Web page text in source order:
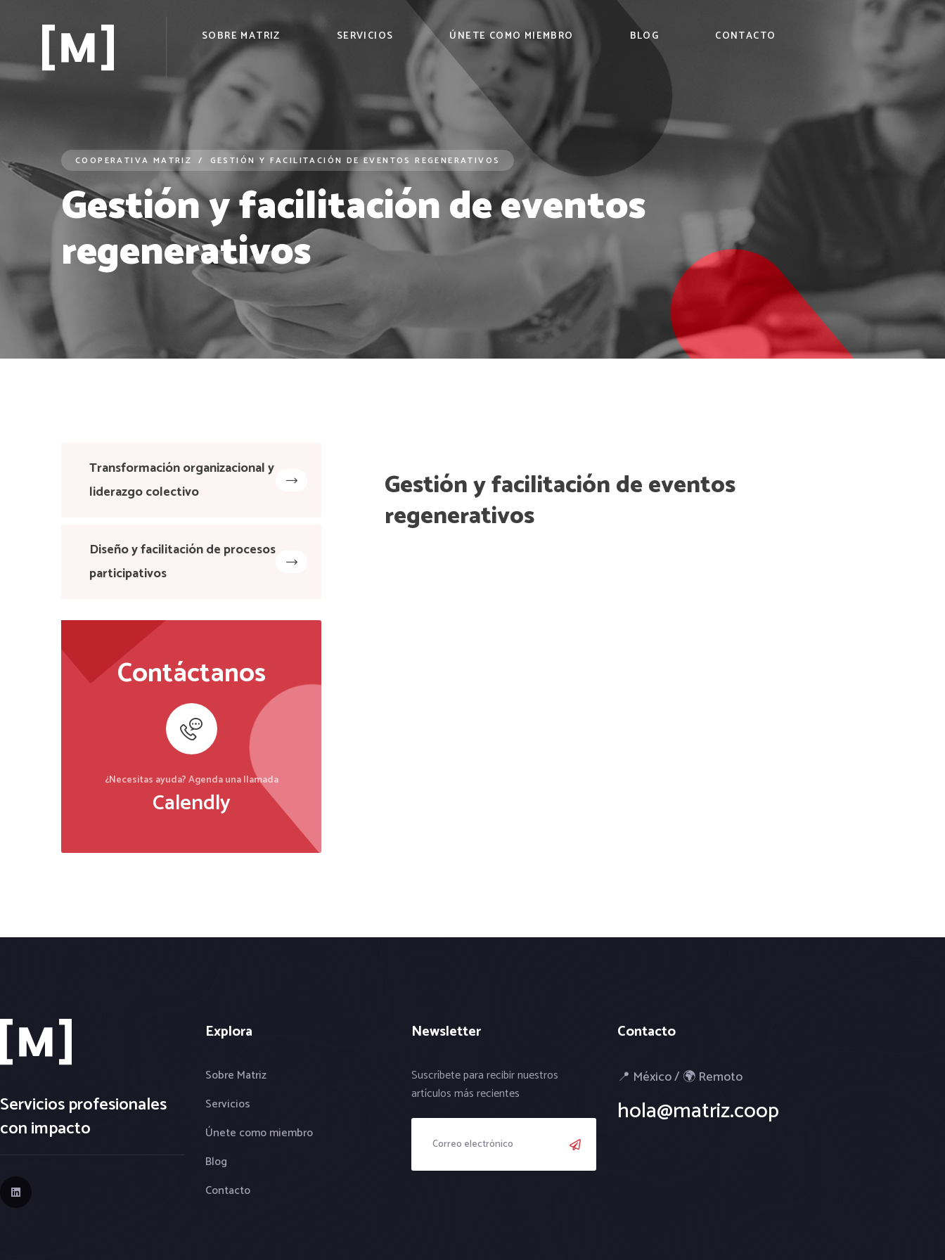
SOBRE MATRIZ SERVICIOS ÚNETE COMO MIEMBRO BLOG CONTACTO
COOPERATIVA MATRIZ GESTIÓN Y FACILITACIÓN DE EVENTOS REGENERATIVOS
Gestión y facilitación de eventos
regenerativos
Transformación organizacional y
liderazgo colectivo
Diseño y facilitación de procesos
participativos
Contáctanos
¿Necesitas ayuda? Agenda una llamada
Calendly
Gestión y facilitación de eventos
regenerativos
Servicios profesionales
con impacto
Explora
Sobre Matriz
Servicios
Únete como miembro
Blog
Contacto
Newsletter
Suscríbete para recibir nuestros
artículos más recientes
Contacto
📍 México / 🌍 Remoto
hola@matriz.coop